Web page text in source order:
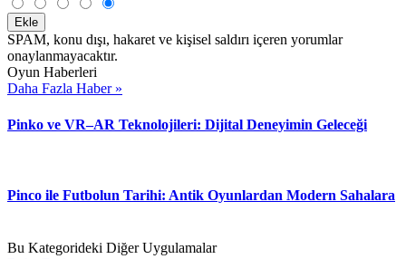
Ekle
SPAM, konu dışı, hakaret ve kişisel saldırı içeren yorumlar
onaylanmayacaktır.
Oyun Haberleri
Daha Fazla Haber »
Pinko ve VR–AR Teknolojileri: Dijital Deneyimin Geleceği
Pinco ile Futbolun Tarihi: Antik Oyunlardan Modern Sahalara
Bu Kategorideki Diğer Uygulamalar